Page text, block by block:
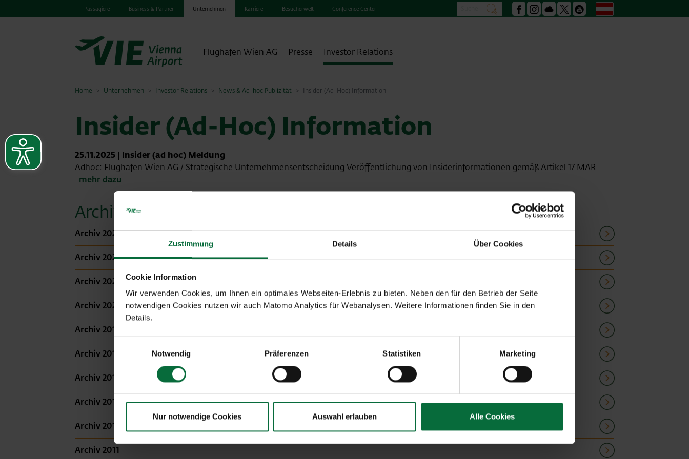
Zustimmung Details Über Cookies
Cookie Information
Wir verwenden Cookies, um Ihnen ein optimales Webseiten-Erlebnis zu bieten. Neben den für den Betrieb der Seite
notwendigen Cookies nutzen wir auch Matomo Analytics für Webanalysen. Weitere Informationen finden Sie in den
Details.
Einwilligungsauswahl
Notwendig
Präferenzen Statistiken Marketing
Nur notwendige Cookies Auswahl erlauben Alle Cookies
Passagiere Business & Partner Unternehmen Karriere Besucherwelt Conference Center suchen Facebook
Instagram
Podcast YoutubeDeutsch
Flughafen Wien AG Presse Investor Relations
Home Unternehmen Investor Relations News & Ad-hoc Publizität Insider (Ad-Hoc) Information
Insider (Ad-Hoc) Information
25.11.2025 | Insider (ad hoc) Meldung
Adhoc: Flughafen Wien AG / Strategische Unternehmensentscheidung Veröffentlichung von Insiderinformationen gemäß Artikel 17 MAR
mehr dazu
Archiv
Archiv 2024
Details öffnen
Archiv 2023
Details öffnen
Archiv 2022
Details öffnen
Archiv 2020
Details öffnen
Archiv 2019
Details öffnen
Archiv 2017
Details öffnen
Archiv 2016
Details öffnen
Archiv 2015
Details öffnen
Archiv 2014
Details öffnen
Archiv 2011